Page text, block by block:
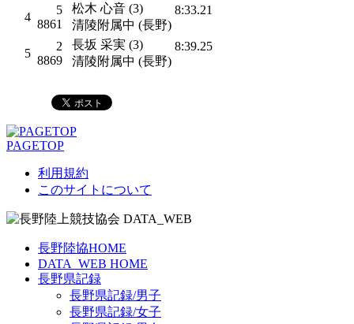
4
5
8861
松木 心音 (3)
清陵附属中 (長野)
8:33.21
5
2
8869
長坂 采実 (3)
清陵附属中 (長野)
8:39.25
PAGETOP
利用規約
このサイトについて
長野陸協HOME
DATA_WEB HOME
長野県記録
長野県記録/男子
長野県記録/女子